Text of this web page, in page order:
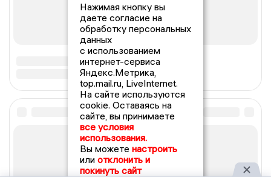
Нажимая кнопку вы
даете согласие на
обработку персональных
данных
с использованием
интернет-сервиса
Яндекс.Метрика,
top.mail.ru, LiveInternet.
На сайте используются
cookie. Оставаясь на
сайте, вы принимаете
все условия
использования.
Вы можете настроить
или отклонить и
покинуть сайт